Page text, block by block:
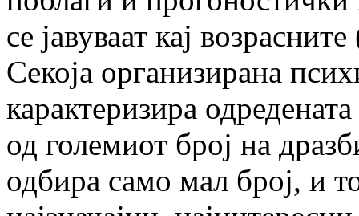
се јавуваат кај
Секоја организирана
карактеризира
од големиот број на
одбира само мал број, и